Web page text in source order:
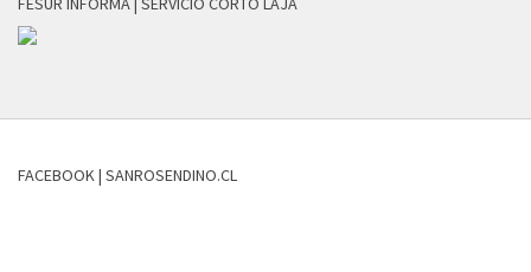
FACEBOOK | SANROSENDINO.CL